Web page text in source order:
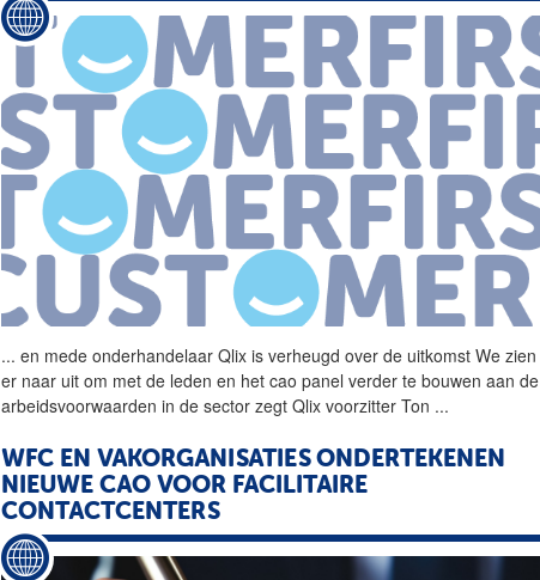
... en mede onderhandelaarQlix is verheugd over de uitkomst We zien
er naar uit om met de leden en het cao panel verder te bouwen aan de
arbeidsvoorwaarden in de sector zegtQlix voorzitter Ton ...
WFC EN VAKORGANISATIES ONDERTEKENEN
NIEUWE CAO VOOR FACILITAIRE
CONTACTCENTERS